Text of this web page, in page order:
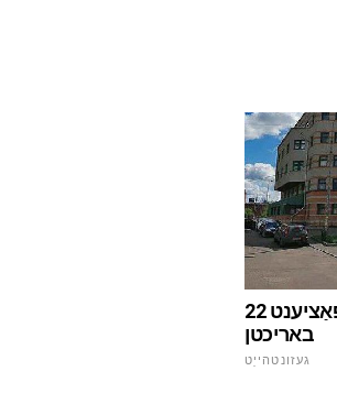
22 קליניק אין קעדראָוו: פּאַציענט
באריכטן
געזונטהייַט